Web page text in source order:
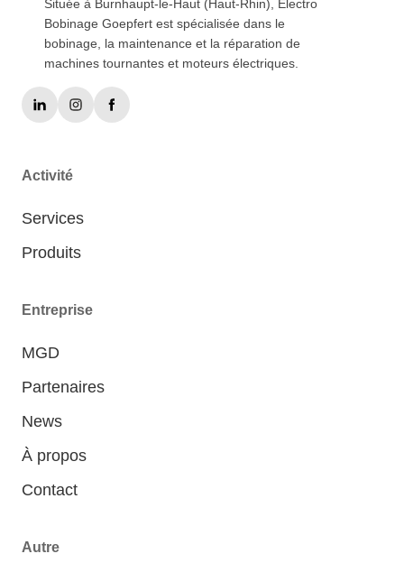
Située à Burnhaupt-le-Haut (Haut-Rhin), Electro
Bobinage Goepfert est spécialisée dans le
bobinage, la maintenance et la réparation de
machines tournantes et moteurs électriques.
Activité
Services
Produits
Entreprise
MGD
Partenaires
News
À propos
Contact
Autre